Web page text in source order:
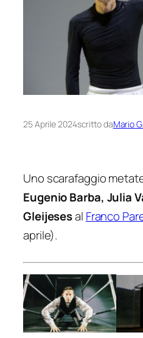
25 Aprile 2024scritto daMario
Uno scarafaggio
Eugenio Barba, Julia
Gleijesesal Franco
aprile).